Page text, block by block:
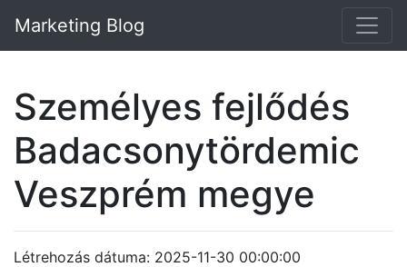
Marketing Blog
Személyes fejlődés
Badacsonytördemic
Veszprém megye
Létrehozás dátuma: 2025-11-30 00:00:00